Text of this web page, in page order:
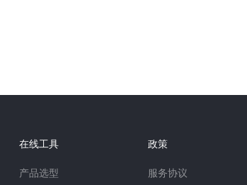
在线工具
产品选型
政策
服务协议